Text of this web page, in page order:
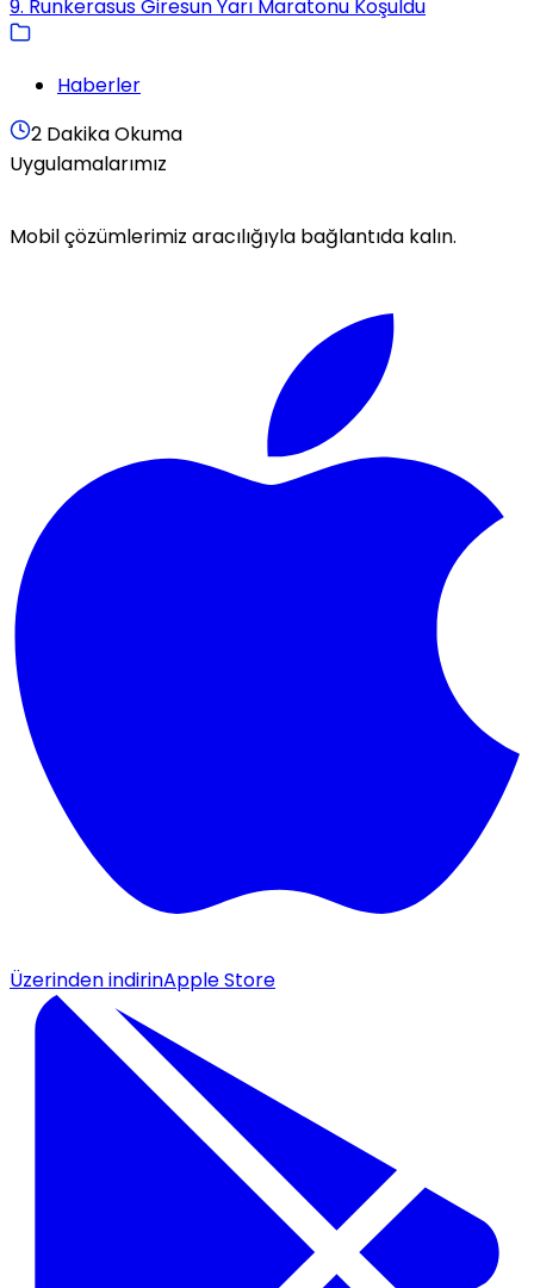
9. Runkerasus Giresun Yarı Maratonu Koşuldu
Haberler
2 Dakika Okuma
Uygulamalarımız
Mobil çözümlerimiz aracılığıyla bağlantıda kalın.
Üzerinden indirinApple Store